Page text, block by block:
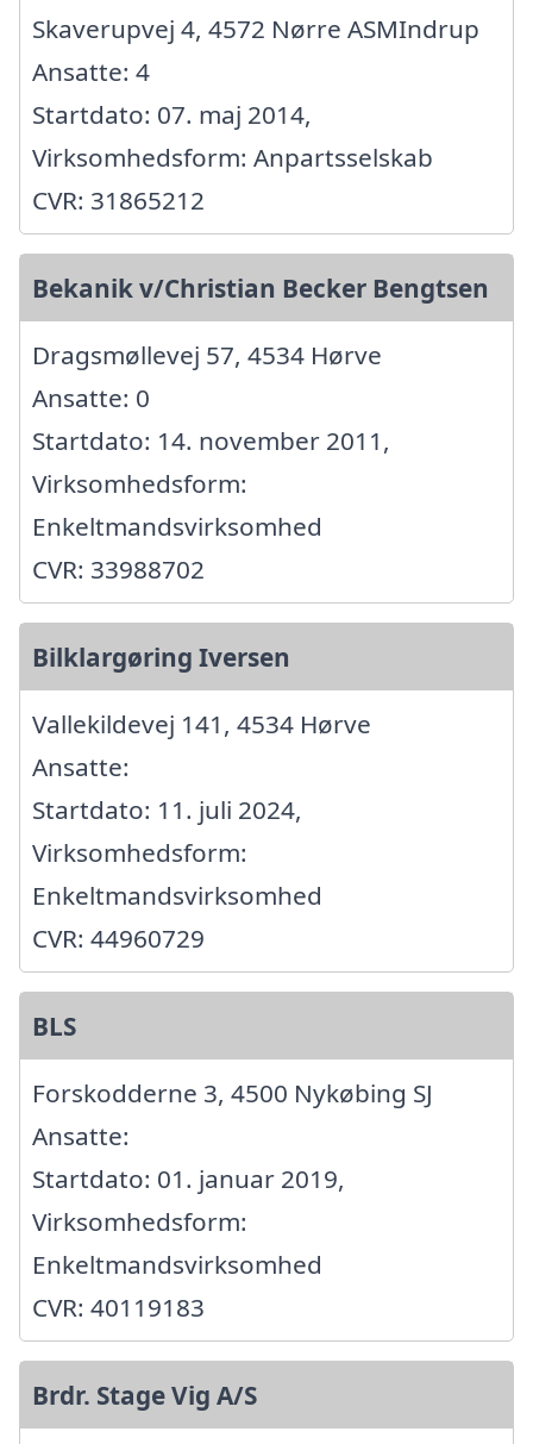
Skaverupvej 4, 4572 Nørre ASMIndrup
Ansatte: 4
Startdato: 07. maj 2014,
Virksomhedsform: Anpartsselskab
CVR: 31865212
Bekanik v/Christian Becker Bengtsen
Dragsmøllevej 57, 4534 Hørve
Ansatte: 0
Startdato: 14. november 2011,
Virksomhedsform:
Enkeltmandsvirksomhed
CVR: 33988702
Bilklargøring Iversen
Vallekildevej 141, 4534 Hørve
Ansatte:
Startdato: 11. juli 2024,
Virksomhedsform:
Enkeltmandsvirksomhed
CVR: 44960729
BLS
Forskodderne 3, 4500 Nykøbing SJ
Ansatte:
Startdato: 01. januar 2019,
Virksomhedsform:
Enkeltmandsvirksomhed
CVR: 40119183
Brdr. Stage Vig A/S